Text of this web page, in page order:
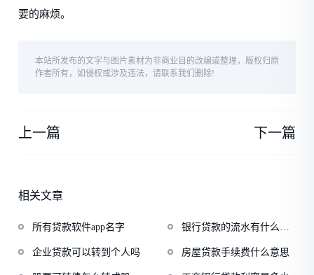
要的麻烦。
本站所发布的文字与图片素材为非商业目的改编或整理，版权归原
作者所有，如侵权或涉及违法，请联系我们删除!
上一篇 下一篇
相关文章
所有贷款软件app名字
银行贷款的流水有什么要
企业贷款可以转到个人吗
房屋贷款手续费什么意思